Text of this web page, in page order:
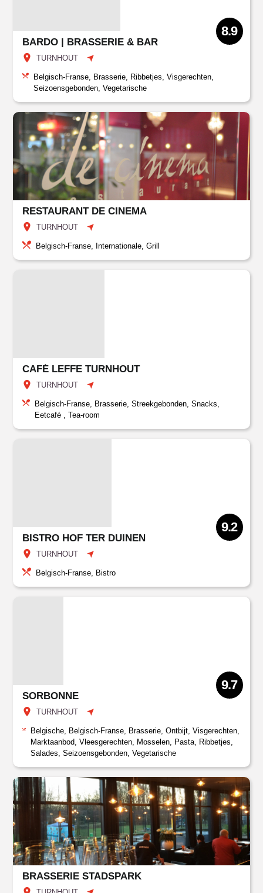
BARDO | BRASSERIE & BAR
TURNHOUT
8.9
Belgisch-Franse, Brasserie, Ribbetjes, Visgerechten,
Seizoensgebonden, Vegetarische
RESTAURANT DE CINEMA
TURNHOUT
Belgisch-Franse, Internationale, Grill
CAFÉ LEFFE TURNHOUT
TURNHOUT
Belgisch-Franse, Brasserie, Streekgebonden, Snacks,
Eetcafé , Tea-room
BISTRO HOF TER DUINEN
TURNHOUT
9.2
Belgisch-Franse, Bistro
SORBONNE
TURNHOUT
9.7
Belgische, Belgisch-Franse, Brasserie, Ontbijt, Visgerechten,
Marktaanbod, Vleesgerechten, Mosselen, Pasta, Ribbetjes,
Salades, Seizoensgebonden, Vegetarische
BRASSERIE STADSPARK